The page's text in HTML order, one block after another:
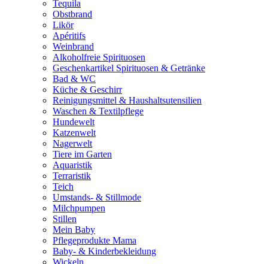
Tequila
Obstbrand
Likör
Apéritifs
Weinbrand
Alkoholfreie Spirituosen
Geschenkartikel Spirituosen & Getränke
Bad & WC
Küche & Geschirr
Reinigungsmittel & Haushaltsutensilien
Waschen & Textilpflege
Hundewelt
Katzenwelt
Nagerwelt
Tiere im Garten
Aquaristik
Terraristik
Teich
Umstands- & Stillmode
Milchpumpen
Stillen
Mein Baby
Pflegeprodukte Mama
Baby- & Kinderbekleidung
Wickeln